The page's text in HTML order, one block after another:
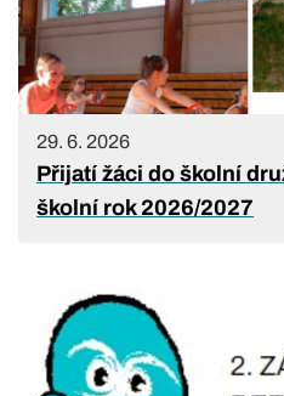
29. 6. 2026
Přijatí žáci do školní
školní rok 2026/2027